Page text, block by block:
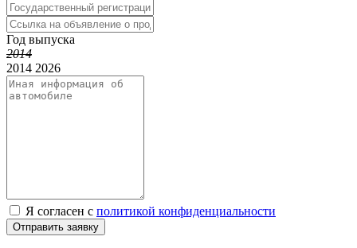
Год выпуска
2014
2014 2026
Я согласен с политикой конфиденциальности
Отправить заявку